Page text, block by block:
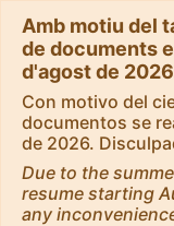
Amb motiu del
de documents
d'agost de
Con motivo del
documentos se
de 2026.
Due to the
resume starting
any